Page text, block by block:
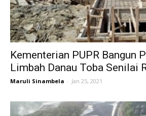
Kementerian PUPR Bangun
Limbah Danau Toba Senilai
Maruli Sinambela - Jan 25, 2021